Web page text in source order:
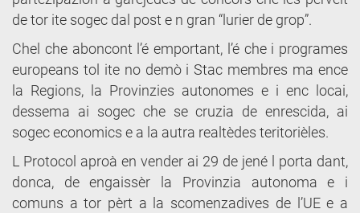
de tor ite sogec dal post e n gran “lurier de grop”.
Chel che aboncont l’é emportant, l’é che i programes
europeans tol ite no demò i Stac membres ma ence
la Regions, la Provinzies autonomes e i enc locai,
dessema ai sogec che se cruzia de enrescida, ai
sogec economics e a la autra realtèdes teritorièles.
L Protocol aproà en vender ai 29 de jené l porta dant,
donca, de engaissèr la Provinzia autonoma e i
comuns a tor pèrt a la scomenzadives de l’UE e a